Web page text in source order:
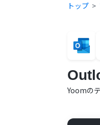
トップ
Yoomの